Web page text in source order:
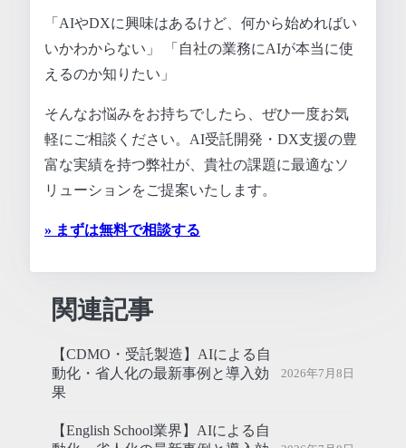
「AIやDXに興味はあるけど、何から始めればい
いかわからない」 「自社の業務にAIが本当に使
えるのか知りたい」
そんなお悩みをお持ちでしたら、ぜひ一度お気
軽にご相談ください。AI受託開発・DX支援の豊
富な実績を持つ弊社が、貴社の課題に最適なソ
リューションをご提案いたします。
» まずは無料で相談する
関連記事
【CDMO・受託製造】AIによる自
動化・省人化の最新事例と導入効
果
2026年7月8日
【English School業界】AIによる自